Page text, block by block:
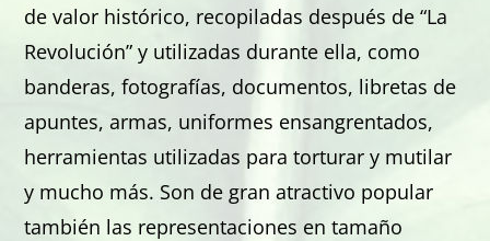
de valor histórico, recopiladas después de “La
Revolución” y utilizadas durante ella, como
banderas, fotografías, documentos, libretas de
apuntes, armas, uniformes ensangrentados,
herramientas utilizadas para torturar y mutilar
y mucho más. Son de gran atractivo popular
también las representaciones en tamaño